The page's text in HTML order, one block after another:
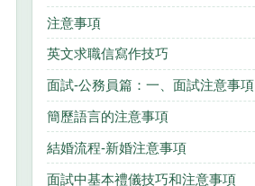
注意事項
英文求職信寫作技巧
面試-公務員篇：一、面試注意事項
簡歷語言的注意事項
結婚流程-新婚注意事項
面試中基本禮儀技巧和注意事項